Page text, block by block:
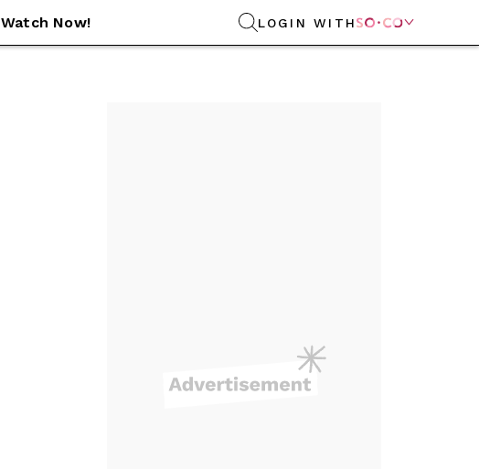
Watch Now! LOGIN WITH 